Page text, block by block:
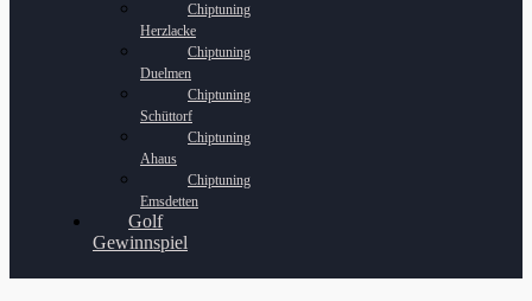
Chiptuning
Herzlacke
Chiptuning
Duelmen
Chiptuning
Schüttorf
Chiptuning
Ahaus
Chiptuning
Emsdetten
Golf
Gewinnspiel